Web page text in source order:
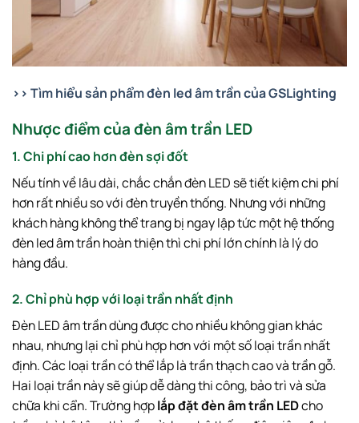
>> Tìm hiểu sản phẩm đèn led âm trần của GSLighting
Nhược điểm của đèn âm trần LED
1. Chi phí cao hơn đèn sợi đốt
Nếu tính về lâu dài, chắc chắn đèn LED sẽ tiết kiệm chi phí
hơn rất nhiều so với đèn truyền thống. Nhưng với những
khách hàng không thể trang bị ngay lập tức một hệ thống
đèn led âm trần hoàn thiện thì chi phí lớn chính là lý do
hàng đầu.
2. Chỉ phù hợp với loại trần nhất định
Đèn LED âm trần dùng được cho nhiều không gian khác
nhau, nhưng lại chỉ phù hợp hơn với một số loại trần nhất
định. Các loại trần có thể lắp là trần thạch cao và trần gỗ.
Hai loại trần này sẽ giúp dễ dàng thi công, bảo trì và sửa
chữa khi cẩn. Trường hợplắp đặt đèn âm trần LEDcho